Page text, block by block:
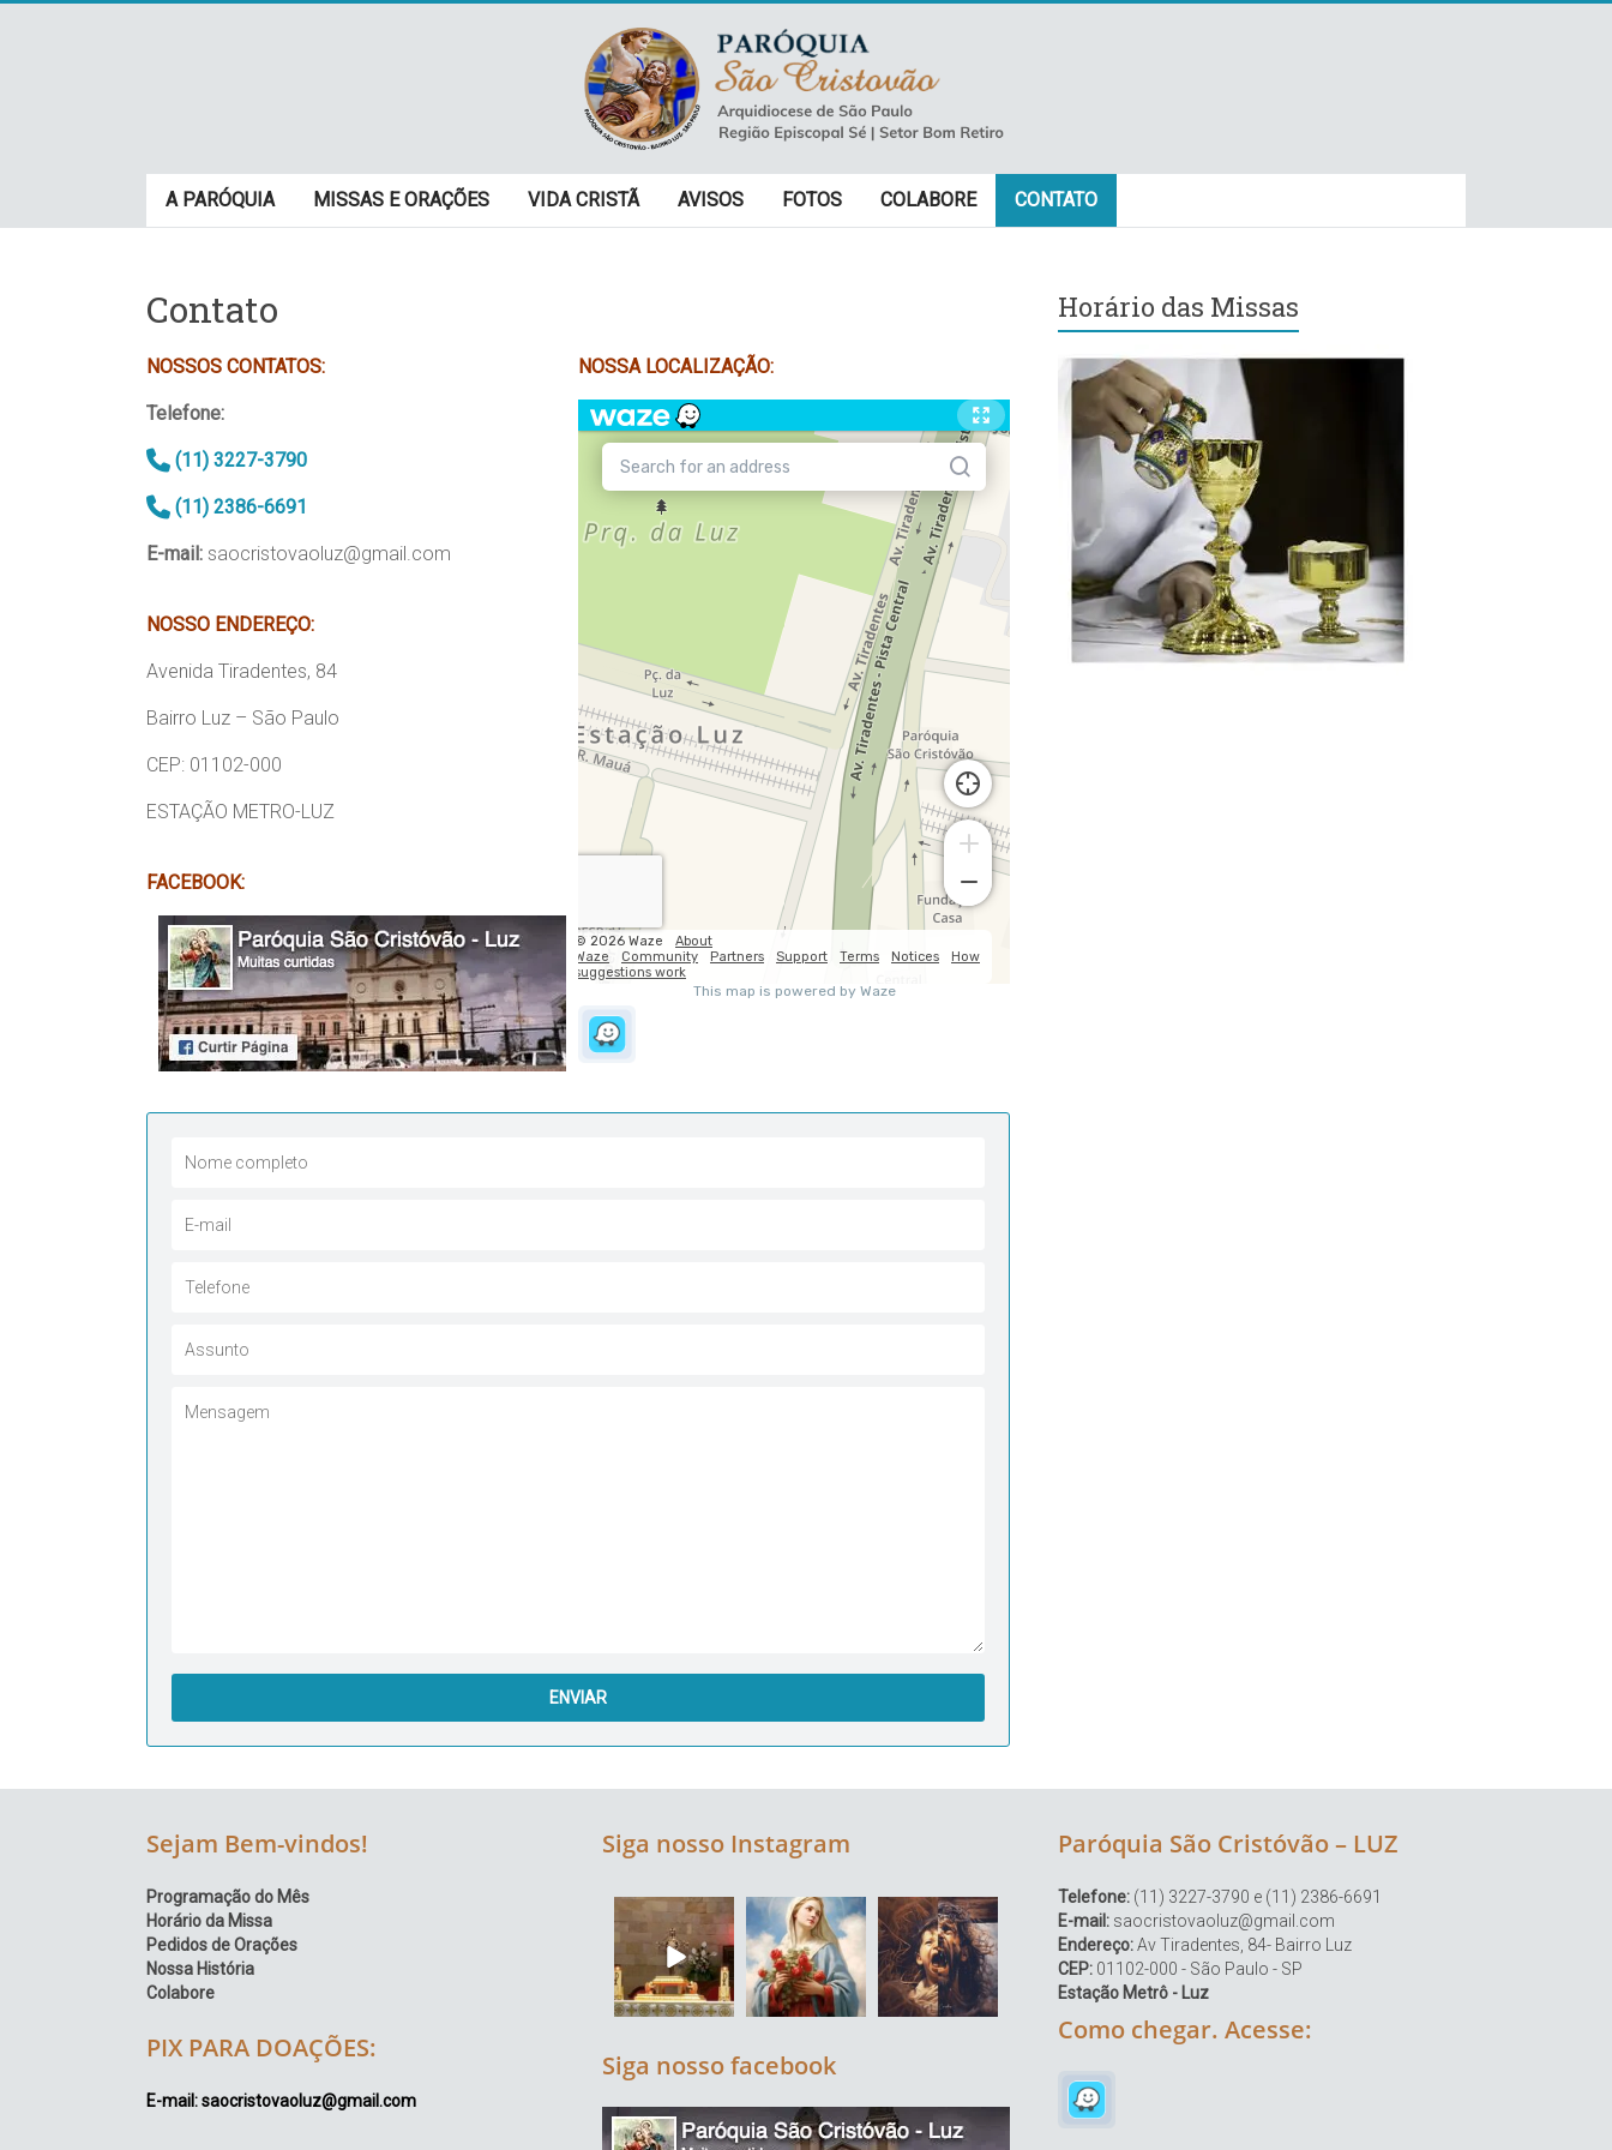
Paróquia
São
–
Luz
Arquidiocese
de
São
Paulo
Região
Sé
Setor
Retiro
A PARÓQUIA MISSAS E ORAÇÕES VIDA CRISTÃ AVISOS FOTOS COLABORE CONTATO
Contato
NOSSOS CONTATOS:
Telefone:
(11) 3227-3790
(11) 2386-6691
E-mail: saocristovaoluz@gmail.com
NOSSO ENDEREÇO:
Avenida Tiradentes, 84
Bairro Luz – São Paulo
CEP: 01102-000
ESTAÇÃO METRO-LUZ
FACEBOOK:
NOSSA LOCALIZAÇÃO:
Horário das Missas
Sejam Bem-vindos!
Programação do Mês
Horário da Missa
Pedidos de Orações
Nossa História
Colabore
PIX PARA DOAÇÕES:
E-mail: saocristovaoluz@gmail.com
Siga nosso Instagram
Siga nosso facebook
Paróquia São Cristóvão – LUZ
Telefone: (11) 3227-3790 e (11) 2386-6691
E-mail: saocristovaoluz@gmail.com
Endereço:Av Tiradentes, 84- Bairro Luz
CEP: 01102-000 - São Paulo - SP
Estação Metrô - Luz
Como chegar. Acesse: